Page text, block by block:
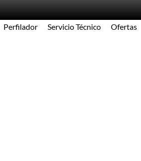
Perfilador Servicio Técnico Ofertas
Equipos